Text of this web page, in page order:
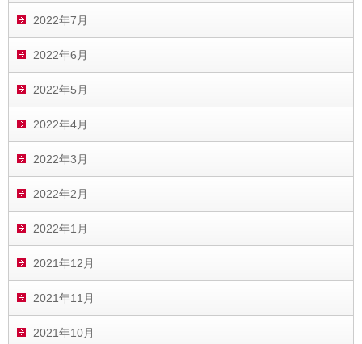
2022年7月
2022年6月
2022年5月
2022年4月
2022年3月
2022年2月
2022年1月
2021年12月
2021年11月
2021年10月